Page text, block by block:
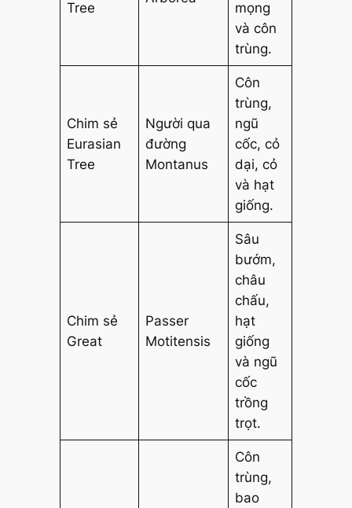
Tree
mọng
và côn
trùng.
Chim sẻ
Eurasian
Tree
Người qua
đường
Montanus
Côn
trùng,
ngũ
cốc, cỏ
dại, cỏ
và hạt
giống.
Chim sẻ
Great
Passer
Motitensis
Sâu
bướm,
châu
chấu,
hạt
giống
và ngũ
cốc
trồng
trọt.
Côn
trùng,
bao